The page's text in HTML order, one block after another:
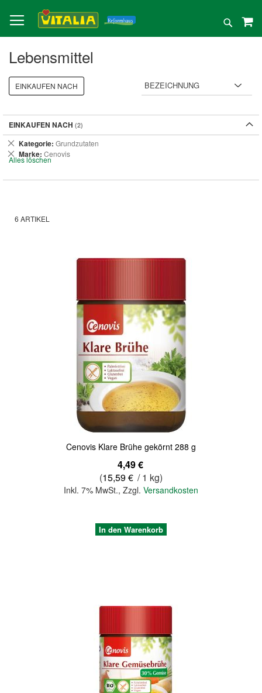
zum
Inhalt
Suche
Lebensmittel
6 ARTIKEL
Cenovis Klare Brühe gekörnt 288 g
4,49 €
(15,59 € / 1 kg)
Inkl. 7% MwSt., Zzgl. Versandkosten
In den Warenkorb
EINKAUFEN NACH
EINKAUFEN NACH
Kategorie Grundzutaten
Dies
entfernen
Marke Cenovis
Dies
entfernen
Alles löschen